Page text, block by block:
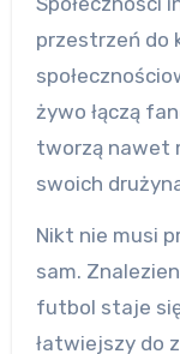
przestrzeń do
żywo łączą
tworzą nawet
swoich
Nikt nie musi
sam.
futbol staje
łatwiejszy do